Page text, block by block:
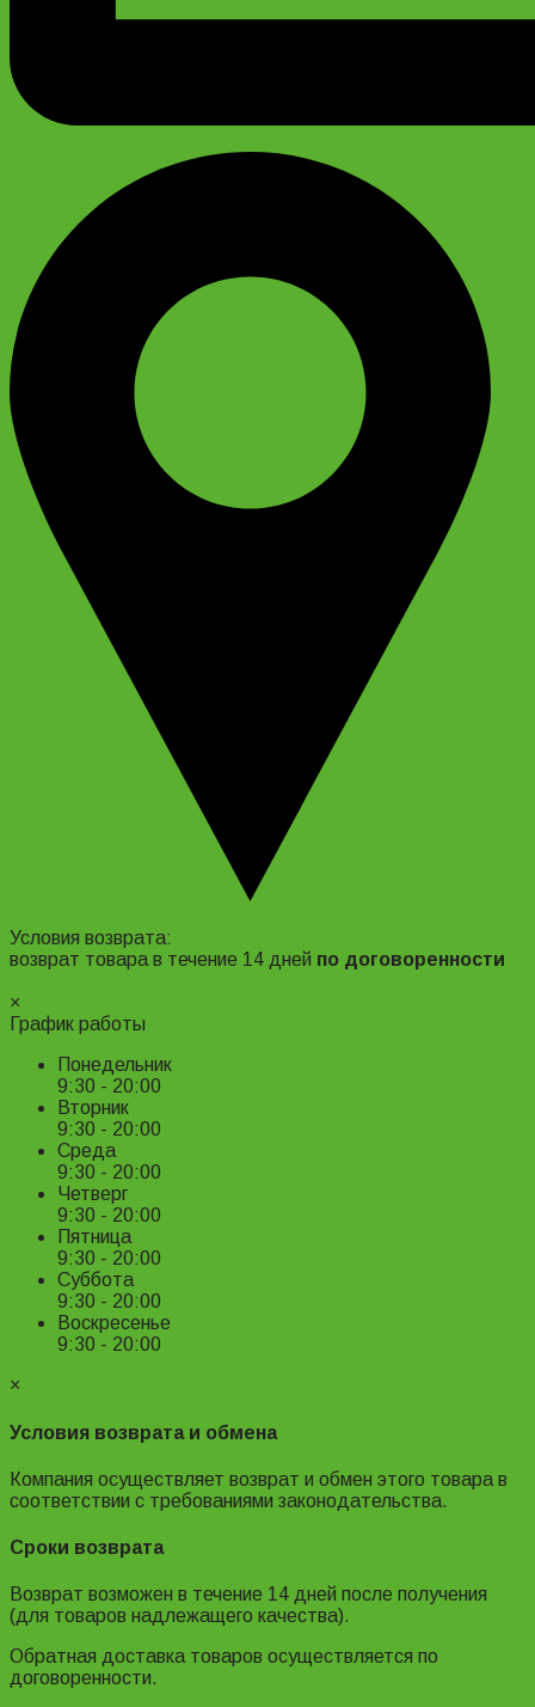
Условия возврата:
возврат товара в течение 14 дней по договоренности
×
График работы
Понедельник
9:30 - 20:00
Вторник
9:30 - 20:00
Среда
9:30 - 20:00
Четверг
9:30 - 20:00
Пятница
9:30 - 20:00
Суббота
9:30 - 20:00
Воскресенье
9:30 - 20:00
×
Условия возврата и обмена
Компания осуществляет возврат и обмен этого товара в
соответствии с требованиями законодательства.
Сроки возврата
Возврат возможен в течение 14 дней после получения
(для товаров надлежащего качества).
Обратная доставка товаров осуществляется по
договоренности.